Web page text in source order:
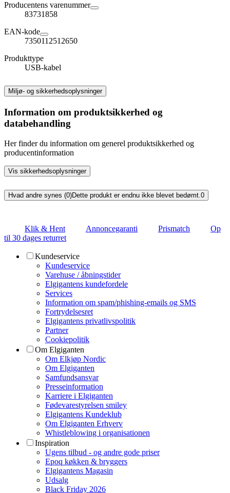
Producentens varenummer
83731858
EAN-kode
7350112512650
Produkttype
USB-kabel
Miljø- og sikkerhedsoplysninger
Information om produktsikkerhed og
databehandling
Her finder du information om generel produktsikkerhed og
producentinformation
Vis sikkerhedsoplysninger
Hvad andre synes (0)Dette produkt er endnu ikke blevet bedømt. 0
Klik & Hent Annoncegaranti Prismatch
Op
til 30 dages returret
Kundeservice
Kundeservice
Varehuse / åbningstider
Elgigantens kundefordele
Services
Information om spam/phishing-emails og SMS
Fortrydelsesret
Elgigantens privatlivspolitik
Partner
Cookiepolitik
Om Elgiganten
Om Elkjøp Nordic
Om Elgiganten
Samfundsansvar
Presseinformation
Karriere i Elgiganten
Fødevarestyrelsen smiley
Elgigantens Kundeklub
Om Elgiganten Erhverv
Whistleblowing i organisationen
Inspiration
Ugens tilbud - og andre gode priser
Epoq køkken & bryggers
Elgigantens Magasin
Udsalg
Black Friday 2026